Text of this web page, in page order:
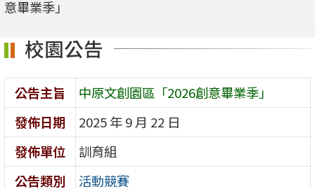
容意畢業季」
校園公告
公告主旨
中原文創園區「2026創意畢業季」
發佈日期
2025 年 9 月 22 日
發佈單位
訓育組
公告類別
活動競賽